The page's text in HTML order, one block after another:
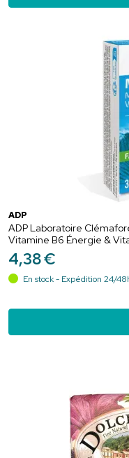
ADP
ADP Laboratoire
Vitamine B6 Énergie &
4,38€
En stock - Expédition 24/